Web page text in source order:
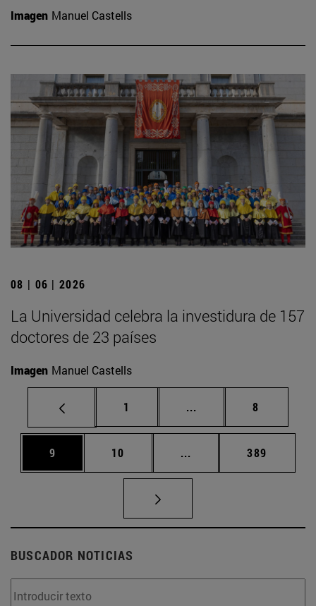
Imagen Manuel Castells
08 | 06 | 2026
La Universidad celebra la investidura de 157
doctores de 23 países
Imagen Manuel Castells
Página
1 ... Páginas intermedias
Página
8
Página
9 Página
10 ... Páginas intermedias
Página
389
BUSCADOR NOTICIAS